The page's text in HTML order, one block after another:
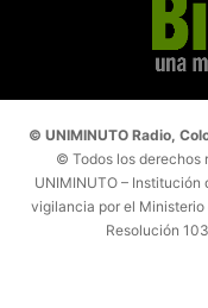
© UNIMINUTO Radio,
© Todos los derechos
UNIMINUTO –
vigilancia por el
Resolución